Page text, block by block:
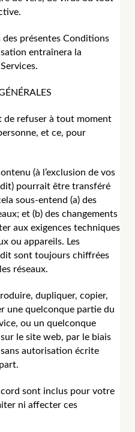
présentes Conditions
entraînera la
de refuser à tout moment
et ce, pour
(à l’exclusion de vos
pourrait être transféré
sous-entend (a) des
et (b) des changements
aux exigences techniques
ou appareils. Les
sont toujours chiffrées
réseaux.
dupliquer, copier,
une quelconque partie du
ou un quelconque
le site web, par le biais
autorisation écrite
sont inclus pour votre
ni affecter ces